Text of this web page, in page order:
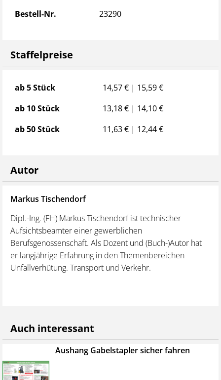
Bestell-Nr. 23290
Staffelpreise
Staffelpreise
ab 5 Stück
14,57 € | 15,59 €
ab 10 Stück
13,18 € | 14,10 €
ab 50 Stück
11,63 € | 12,44 €
Autor
Markus Tischendorf
Dipl.-Ing. (FH) Markus Tischendorf ist technischer
Aufsichtsbeamter einer gewerblichen
Berufsgenossenschaft. Als Dozent und (Buch-)Autor hat
er langjährige Erfahrung in den Themenbereichen
Unfallverhütung. Transport und Verkehr.
Auch interessant
Aushang Gabelstapler sicher fahren